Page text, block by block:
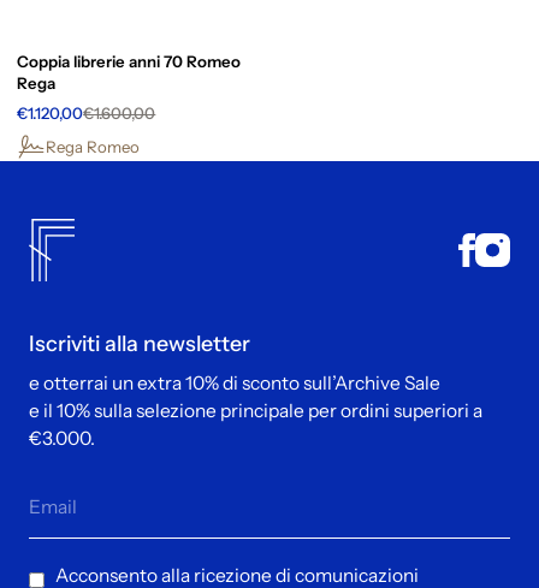
Coppia librerie anni 70 Romeo
Rega
€1.120,00€1.600,00
Rega Romeo
Iscriviti alla newsletter
e otterrai un extra 10% di sconto sull’Archive Sale
e il 10% sulla selezione principale per ordini superiori a
€3.000.
Acconsento alla ricezione di comunicazioni